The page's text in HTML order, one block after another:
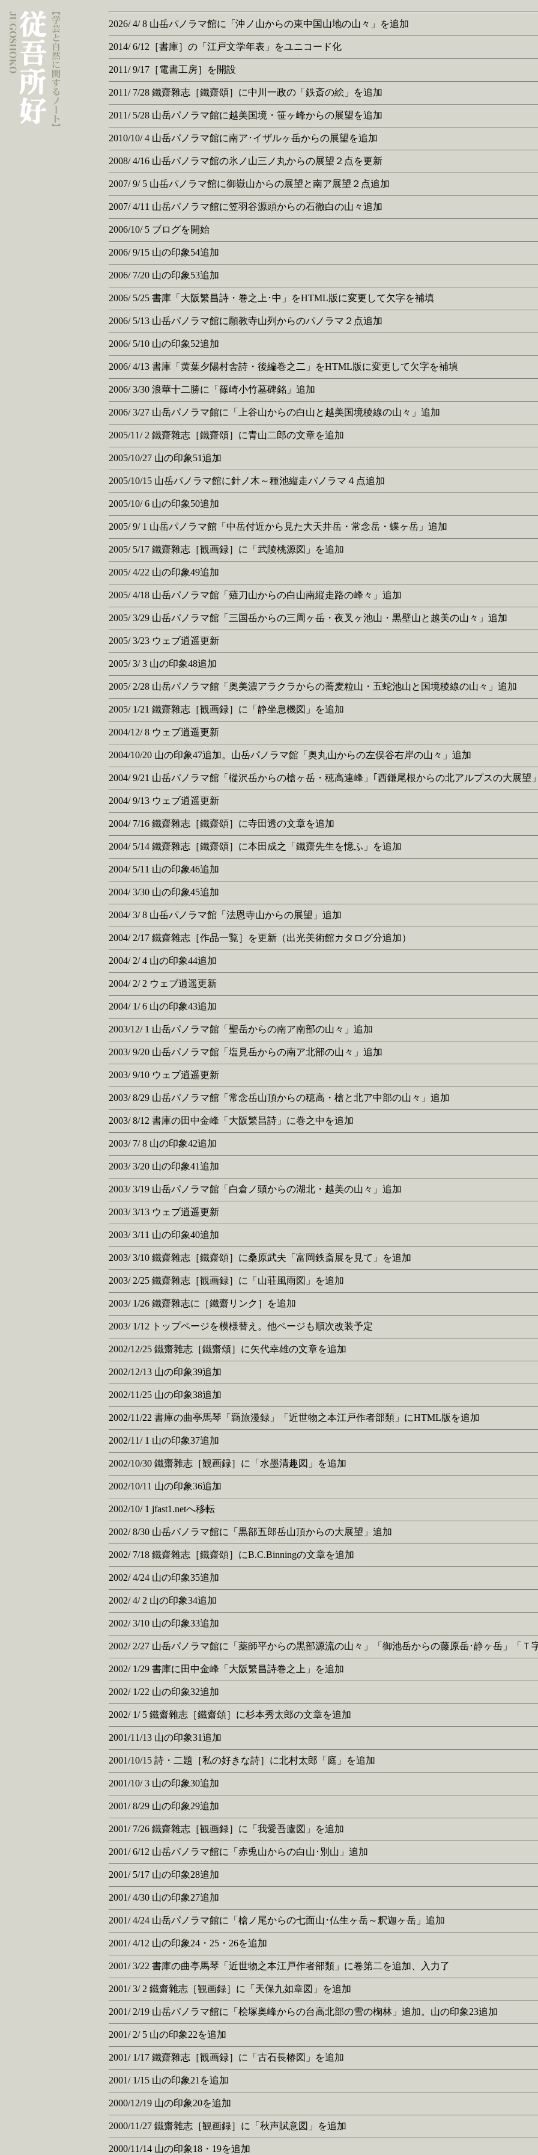
2026/ 4/ 8 山岳パノラマ館に「沖ノ山からの東中国山地の山々」を追加
2014/ 6/12［書庫］の「江戸文学年表」をユニコード化
2011/ 9/17［電書工房］を開設
2011/ 7/28 鐵齋雜志［鐵齋頌］に中川一政の「鉄斎の絵」を追加
2011/ 5/28 山岳パノラマ館に越美国境・笹ヶ峰からの展望を追加
2010/10/ 4 山岳パノラマ館に南ア･イザルヶ岳からの展望を追加
2008/ 4/16 山岳パノラマ館の氷ノ山三ノ丸からの展望２点を更新
2007/ 9/ 5 山岳パノラマ館に御嶽山からの展望と南ア展望２点追加
2007/ 4/11 山岳パノラマ館に笠羽谷源頭からの石徹白の山々追加
2006/10/ 5 ブログを開始
2006/ 9/15 山の印象54追加
2006/ 7/20 山の印象53追加
2006/ 5/25 書庫「大阪繁昌詩・巻之上･中」をHTML版に変更して欠字を補填
2006/ 5/13 山岳パノラマ館に願教寺山列からのパノラマ２点追加
2006/ 5/10 山の印象52追加
2006/ 4/13 書庫「黄葉夕陽村舎詩・後編巻之二」をHTML版に変更して欠字を補填
2006/ 3/30 浪華十二勝に「篠崎小竹墓碑銘」追加
2006/ 3/27 山岳パノラマ館に「上谷山からの白山と越美国境稜線の山々」追加
2005/11/ 2 鐵齋雜志［鐵齋頌］に青山二郎の文章を追加
2005/10/27 山の印象51追加
2005/10/15 山岳パノラマ館に針ノ木～種池縦走パノラマ４点追加
2005/10/ 6 山の印象50追加
2005/ 9/ 1 山岳パノラマ館「中岳付近から見た大天井岳・常念岳・蝶ヶ岳」追加
2005/ 5/17 鐵齋雜志［観画録］に「武陵桃源図」を追加
2005/ 4/22 山の印象49追加
2005/ 4/18 山岳パノラマ館「薙刀山からの白山南縦走路の峰々」追加
2005/ 3/29 山岳パノラマ館「三国岳からの三周ヶ岳・夜叉ヶ池山・黒壁山と越美の山々」追加
2005/ 3/23 ウェブ逍遥更新
2005/ 3/ 3 山の印象48追加
2005/ 2/28 山岳パノラマ館「奥美濃アラクラからの蕎麦粒山・五蛇池山と国境稜線の山々」追加
2005/ 1/21 鐵齋雜志［観画録］に「静坐息機図」を追加
2004/12/ 8 ウェブ逍遥更新
2004/10/20 山の印象47追加。山岳パノラマ館「奥丸山からの左俣谷右岸の山々」追加
2004/ 9/21 山岳パノラマ館「樅沢岳からの槍ヶ岳・穂高連峰」｢西鎌尾根からの北アルプスの大展望
2004/ 9/13 ウェブ逍遥更新
2004/ 7/16 鐵齋雜志［鐵齋頌］に寺田透の文章を追加
2004/ 5/14 鐵齋雜志［鐵齋頌］に本田成之「鐵齋先生を憶ふ」を追加
2004/ 5/11 山の印象46追加
2004/ 3/30 山の印象45追加
2004/ 3/ 8 山岳パノラマ館「法恩寺山からの展望」追加
2004/ 2/17 鐵齋雜志［作品一覧］を更新（出光美術館カタログ分追加）
2004/ 2/ 4 山の印象44追加
2004/ 2/ 2 ウェブ逍遥更新
2004/ 1/ 6 山の印象43追加
2003/12/ 1 山岳パノラマ館「聖岳からの南ア南部の山々」追加
2003/ 9/20 山岳パノラマ館「塩見岳からの南ア北部の山々」追加
2003/ 9/10 ウェブ逍遥更新
2003/ 8/29 山岳パノラマ館「常念岳山頂からの穂高・槍と北ア中部の山々」追加
2003/ 8/12 書庫の田中金峰「大阪繁昌詩」に巻之中を追加
2003/ 7/ 8 山の印象42追加
2003/ 3/20 山の印象41追加
2003/ 3/19 山岳パノラマ館「白倉ノ頭からの湖北・越美の山々」追加
2003/ 3/13 ウェブ逍遥更新
2003/ 3/11 山の印象40追加
2003/ 3/10 鐵齋雜志［鐵齋頌］に桑原武夫「富岡鉄斎展を見て」を追加
2003/ 2/25 鐵齋雜志［観画録］に「山荘風雨図」を追加
2003/ 1/26 鐵齋雜志に［鐵齋リンク］を追加
2003/ 1/12 トップページを模様替え。他ページも順次改装予定
2002/12/25 鐵齋雜志［鐵齋頌］に矢代幸雄の文章を追加
2002/12/13 山の印象39追加
2002/11/25 山の印象38追加
2002/11/22 書庫の曲亭馬琴「羇旅漫録」「近世物之本江戸作者部類」にHTML版を追加
2002/11/ 1 山の印象37追加
2002/10/30 鐵齋雜志［観画録］に「水墨清趣図」を追加
2002/10/11 山の印象36追加
2002/10/ 1 jfast1.netへ移転
2002/ 8/30 山岳パノラマ館に「黒部五郎岳山頂からの大展望」追加
2002/ 7/18 鐵齋雜志［鐵齋頌］にB.C.Binningの文章を追加
2002/ 4/24 山の印象35追加
2002/ 4/ 2 山の印象34追加
2002/ 3/10 山の印象33追加
2002/ 2/27 山岳パノラマ館に「薬師平からの黒部源流の山々」「御池岳からの藤原岳･静ヶ岳」「
2002/ 1/29 書庫に田中金峰「大阪繁昌詩巻之上」を追加
2002/ 1/22 山の印象32追加
2002/ 1/ 5 鐵齋雜志［鐵齋頌］に杉本秀太郎の文章を追加
2001/11/13 山の印象31追加
2001/10/15 詩・二題［私の好きな詩］に北村太郎「庭」を追加
2001/10/ 3 山の印象30追加
2001/ 8/29 山の印象29追加
2001/ 7/26 鐵齋雜志［観画録］に「我愛吾廬図」を追加
2001/ 6/12 山岳パノラマ館に「赤兎山からの白山･別山」追加
2001/ 5/17 山の印象28追加
2001/ 4/30 山の印象27追加
2001/ 4/24 山岳パノラマ館に「槍ノ尾からの七面山･仏生ヶ岳～釈迦ヶ岳」追加
2001/ 4/12 山の印象24・25・26を追加
2001/ 3/22 書庫の曲亭馬琴「近世物之本江戸作者部類」に卷第二を追加、入力了
2001/ 3/ 2 鐵齋雜志［観画録］に「天保九如章図」を追加
2001/ 2/19 山岳パノラマ館に「桧塚奥峰からの台高北部の雪の椈林」追加。山の印象23追加
2001/ 2/ 5 山の印象22を追加
2001/ 1/17 鐵齋雜志［観画録］に「古石長椿図」を追加
2001/ 1/15 山の印象21を追加
2000/12/19 山の印象20を追加
2000/11/27 鐵齋雜志［観画録］に「秋声賦意図」を追加
2000/11/14 山の印象18・19を追加